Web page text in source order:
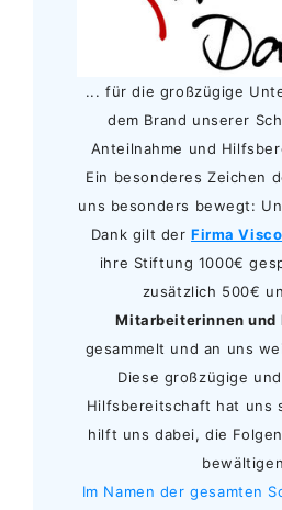
... für die großzügige
dem Brand unserer
Anteilnahme und
Ein besonderes Zeichen
uns besonders bewegt:
Dank gilt derFirma
ihre Stiftung 1000€
zusätzlich 500€
Mitarbeiterinnen und
gesammelt und an uns
Diese großzügige
Hilfsbereitschaft hat uns
hilft uns dabei, die
Im Namen der gesamten